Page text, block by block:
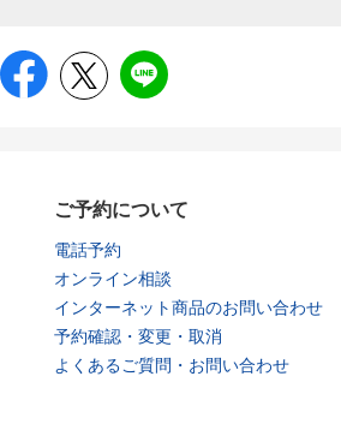
ご予約について
電話予約
オンライン相談
インターネット商品のお問い合わせ
予約確認・変更・取消
よくあるご質問・お問い合わせ